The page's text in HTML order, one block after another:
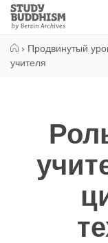
Close
Study
Buddhism
› Продвинутый
учителя